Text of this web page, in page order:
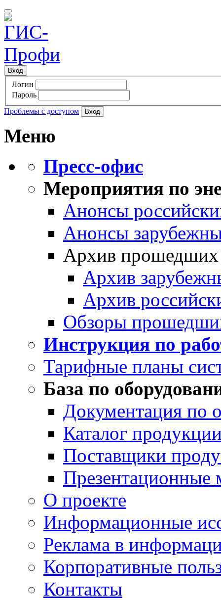
Вход
Логин
Пароль
Проблемы с доступом
Меню
Пресс-офис
Мероприятия по
Анонсы
Анонсы
Архив прошедших
Архив
Архив
Обзоры
Инструкция по
Тарифные планы
База по
Документация по
Каталог
Поставщики
Презентационные
О проекте
Информационные
Реклама в
Корпоративные
Контакты